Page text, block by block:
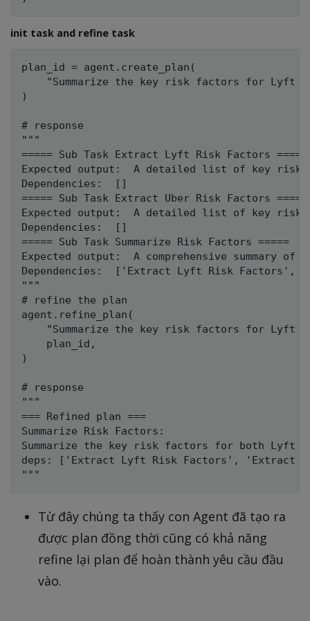
init task and refine task
plan_id = agent.create_plan(
"Summarize the key risk factors for Lyft
)
# response
"""
===== Sub Task Extract Lyft Risk Factors =====
Expected output:  A detailed list of key
Dependencies:  []
===== Sub Task Extract Uber Risk Factors =====
Expected output:  A detailed list of key
Dependencies:  []
===== Sub Task Summarize Risk Factors =====
Expected output:  A comprehensive
Dependencies:  ['Extract Lyft Risk Factors',
"""
# refine the plan
agent.refine_plan(
"Summarize the key risk factors for Lyft
    plan_id,
)
# response
"""
=== Refined plan ===
Summarize Risk Factors:
Summarize the key risk factors for both Lyft
deps: ['Extract Lyft Risk Factors', 'Extract
Từ đây chúng ta thấy con Agent đã tạo ra
được plan đồng thời cũng có khả năng
refine lại plan để hoàn thành yêu cầu đầu
vào.